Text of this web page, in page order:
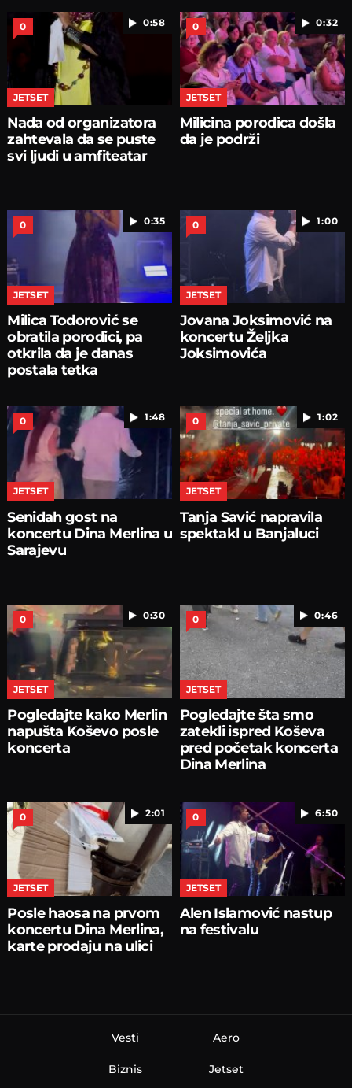
0:58
0
JETSET
Nada od organizatora
zahtevala da se puste
svi ljudi u amfiteatar
0:32
0
JETSET
Milicina porodica došla
da je podrži
0:35
0
JETSET
Milica Todorović se
obratila porodici, pa
otkrila da je danas
postala tetka
1:00
0
JETSET
Jovana Joksimović na
koncertu Željka
Joksimovića
1:48
0
JETSET
Senidah gost na
koncertu Dina Merlina u
Sarajevu
1:02
0
JETSET
Tanja Savić napravila
spektakl u Banjaluci
0:30
0
JETSET
Pogledajte kako Merlin
napušta Koševo posle
koncerta
0:46
0
JETSET
Pogledajte šta smo
zatekli ispred Koševa
pred početak koncerta
Dina Merlina
2:01
0
JETSET
Posle haosa na prvom
koncertu Dina Merlina,
karte prodaju na ulici
6:50
0
JETSET
Alen Islamović nastup
na festivalu
Vesti
Biznis
Aero
Jetset